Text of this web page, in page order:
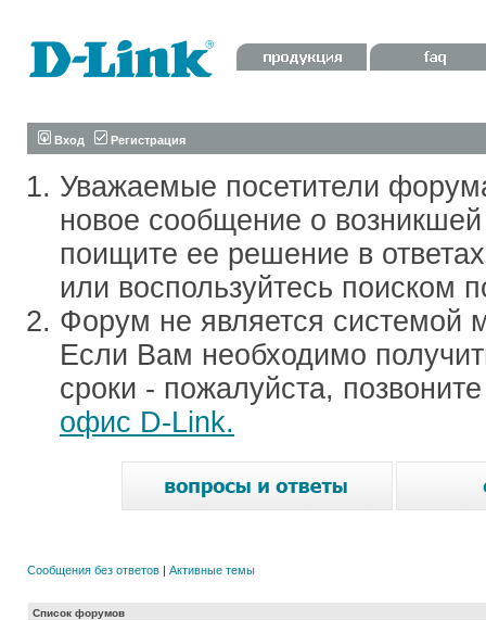
Вход Регистрация
Уважаемые посетители
новое сообщение о
поищите ее решение в
или воспользуйтесь поиском
Форум не является системой
Если Вам необходимо
сроки - пожалуйста,
офис D-Link.
Сообщения без ответов | Активные темы
Список форумов